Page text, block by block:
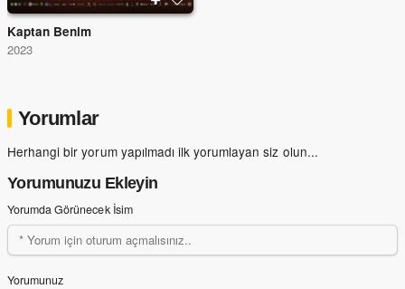
Kaptan Benim
2023
Yorumlar
Herhangi bir yorum yapılmadı ilk yorumlayan siz olun...
Yorumunuzu Ekleyin
Yorumda Görünecek İsim
Yorumunuz